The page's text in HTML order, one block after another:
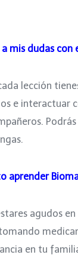
mis dudas con
lección
e interactuar
aprender
agudos en
en tu